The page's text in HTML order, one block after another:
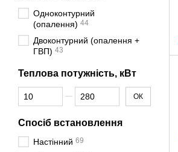
Одноконтурний
(опалення) 44
Двоконтурний (опалення +
ГВП) 43
Теплова потужність, кВт
Від Теплова потужність, кВт
До Теплова потужність, кВт ОК
Спосіб встановлення
Настінний 69